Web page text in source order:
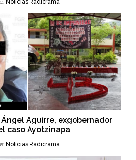
Noticias Radiorama
Ángel Aguirre, exgobernador
caso Ayotzinapa
Noticias Radiorama